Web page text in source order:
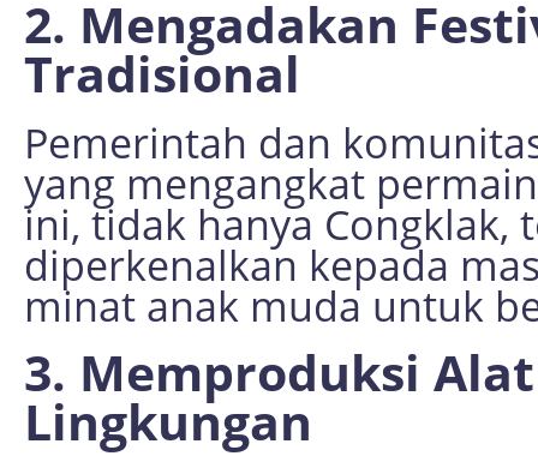
2. Mengadakan
Tradisional
Pemerintah dan
yang mengangkat
ini, tidak hanya
diperkenalkan kepada
minat anak muda untuk
3. Memproduksi
Lingkungan